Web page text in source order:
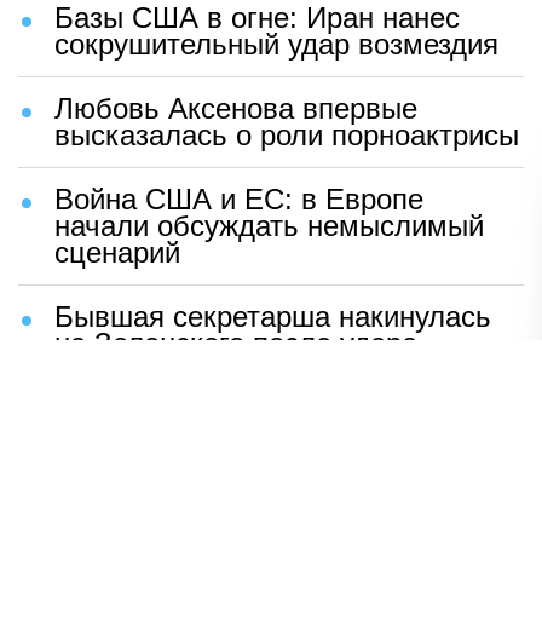
Базы США в огне: Иран нанес
сокрушительный удар возмездия
Любовь Аксенова впервые
высказалась о роли порноактрисы
Война США и ЕС: в Европе
начали обсуждать немыслимый
сценарий
Бывшая секретарша накинулась
на Зеленского после удара